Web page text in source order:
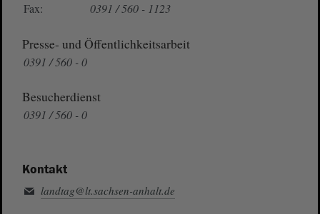
Fax:
0391 / 560 - 1123
Presse- und Öffentlichkeitsarbeit
0391 / 560 - 0
Besucherdienst
0391 / 560 - 0
Kontakt
landtag@lt.sachsen-anhalt.de